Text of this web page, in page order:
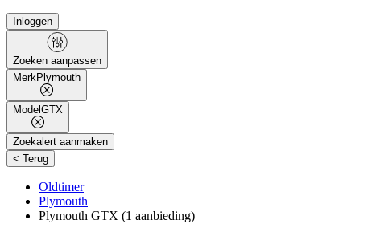
Inloggen
Zoeken aanpassen
MerkPlymouth
ModelGTX
Zoekalert aanmaken
< Terug |
Oldtimer
Plymouth
Plymouth GTX (1 aanbieding)